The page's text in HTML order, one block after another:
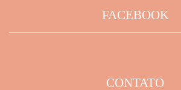
FACEBOOK
CONTATO